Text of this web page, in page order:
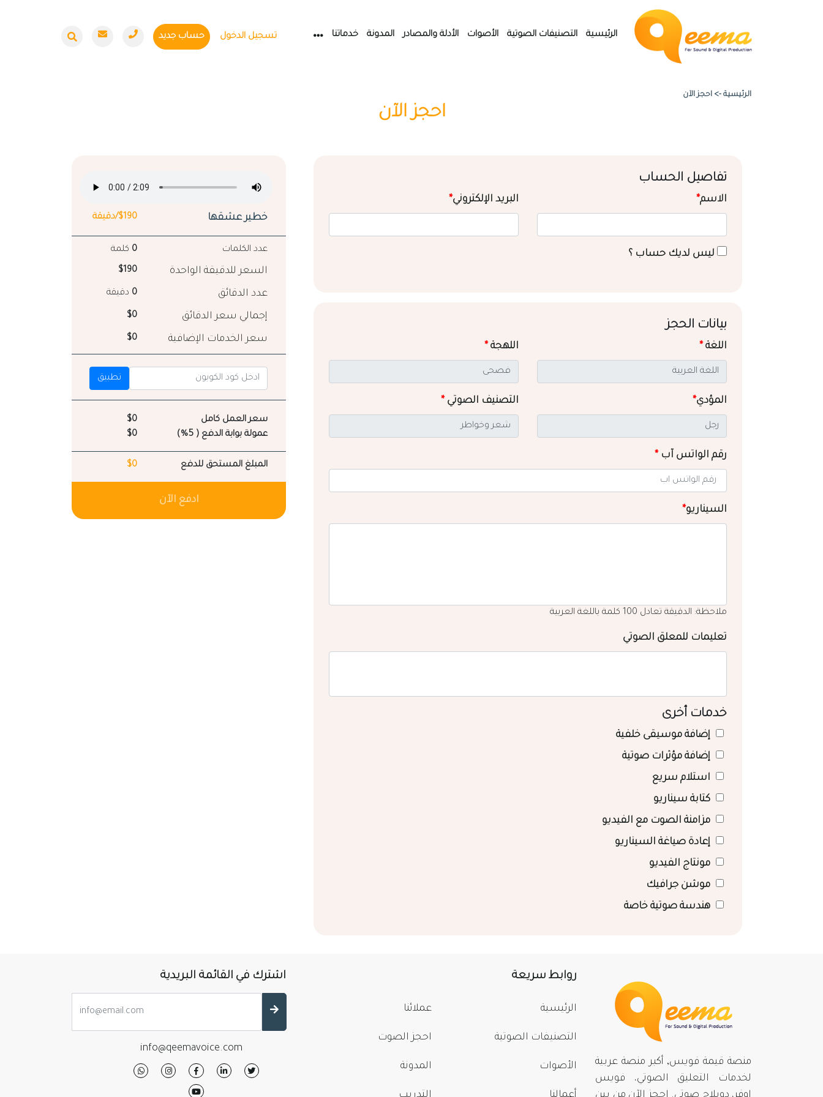
الرئيسية التصنيفات الصوتية الأصوات الأدلة والمصادر المدونة خدماتنا تسجيل الدخول حساب جديد
الرئيسية -> احجز الآن
احجز الآن
تفاصيل الحساب
الاسم* البريد الإلكتروني*
ليس لديك حساب ؟
بيانات الحجز
اللغة* اللهجة*
المؤدي* التصنيف الصوتي*
رقم الواتس آب*
السيناريو*
ملاحظة: الدقيقة تعادل 100 كلمة باللغة العربية
تعليمات للمعلق الصوتي
خدمات أخرى
إضافة موسيقى خلفية
إضافة مؤثرات صوتية
استلام سريع
كتابة سيناريو
مزامنة الصوت مع الفيديو
إعادة صياغة السيناريو
مونتاج الفيديو
موشن جرافيك
هندسة صوتية خاصة
خطير عشقها $190/دقيقة
عدد الكلمات 0 كلمة
السعر للدقيقة الواحدة $190
عدد الدقائق 0 دقيقة
إجمالي سعر الدقائق $0
سعر الخدمات الإضافية $0
تطبيق
سعر العمل كامل
$0
عمولة بوابة الدفع ( 5%)
$0
المبلغ المستحق للدفع $0
ادفع الآن
منصة قيمة فويس, أكبر منصة عربية
لخدمات التعليق الصوتي، فويس
روابط سريعة
الرئيسية
التصنيفات الصوتية
الأصوات
عملائنا
احجز الصوت
المدونة
اشترك في القائمة البريدية
info@qeemavoice.com